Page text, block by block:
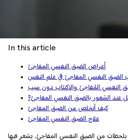
In this article
أعراض الضيق النفسي المفاجئ
الضيق النفسي المفاجئ في علم النفس
عند الشعور بالضيق النفسي المفاجئ؟
كيف أتخلص من الضيق المفاجئ
علاج الضيق النفسي المفاجئ
بلحظات من الضيق النفسي المفاجئ، يشعر فيها